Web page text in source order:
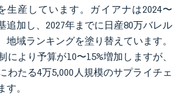
生産しています。ガイアナは2024〜
追加し、2027年までに日産80万バレル
地域ランキングを塗り替えています。
により予算が10〜15%増加しますが、
わたる4万5,000人規模のサプライチェ
。